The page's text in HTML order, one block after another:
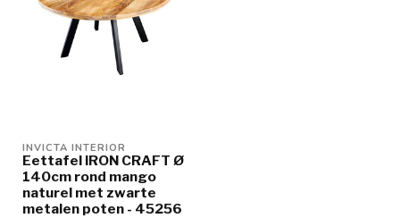
INVICTA INTERIOR
Eettafel IRON CRAFT Ø
140cm rond mango
naturel met zwarte
metalen poten - 45256